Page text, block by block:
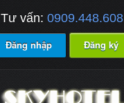
Tư vấn: 0909.448.608
Đăng nhập Đăng ký